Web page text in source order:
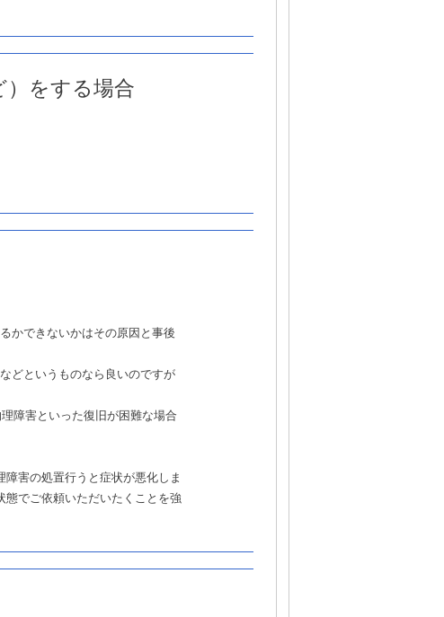
）をする場合
かできないかはその原因と事後
どというものなら良いのですが
障害といった復旧が困難な場合
害の処置行うと症状が悪化しま
でご依頼いただいたくことを強